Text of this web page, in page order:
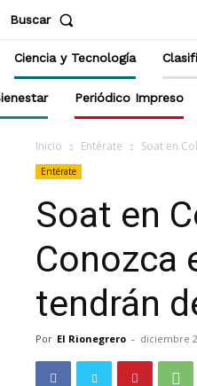
Buscar
Ciencia y Tecnología
Periódico Impreso
Inicio Entérate Soat en
Entérate
Soat en
Conozca
tendrán
Por El Rionegrero - diciembre